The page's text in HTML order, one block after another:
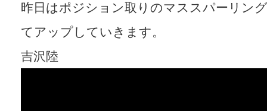
昨日はポジション取りのマススパーリン
てアップしていきます。
吉沢陸